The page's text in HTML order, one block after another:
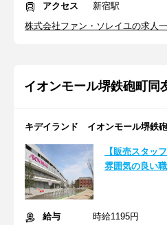
アクセス
新宿駅
株式会社ファン・ソレイユの求人
イオンモール堺鉄砲町同
キデイランド イオンモール堺鉄
【販売スタッ
雰囲気の良い
給与
時給1195円